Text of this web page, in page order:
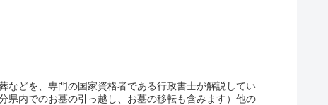
などを、専門の国家資格者である行政書士が解説してい
県内でのお墓の引っ越し、お墓の移転も含みます）他の